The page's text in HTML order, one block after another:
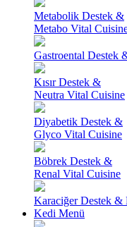
Metabolik Destek &
Metabo Vital
Gastroental Destek
Kısır Destek &
Neutra Vital Cuisine
Diyabetik Destek &
Glyco Vital Cuisine
Böbrek Destek &
Renal Vital Cuisine
Karaciğer Destek &
Kedi Menü